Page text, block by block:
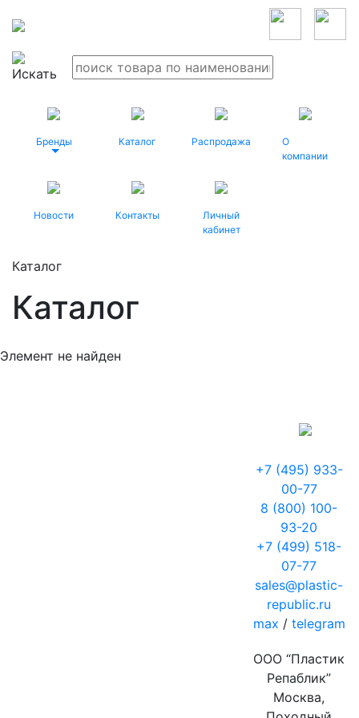
Бренды Каталог Распродажа
О
компании
Новости Контакты
Личный
кабинет
Каталог
Каталог
Элемент не найден
+7 (495) 933-
00-77
8 (800) 100-
93-20
+7 (499) 518-
07-77
sales@plastic-
republic.ru
max / telegram
ООО “Пластик
Репаблик”
Москва,